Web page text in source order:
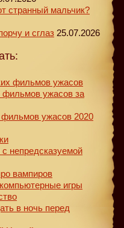
странный мальчик?
и сглаз 25.07.2026
фильмов ужасов
ужасов за
ужасов 2020
непредсказуемой
вампиров
игры
в ночь перед